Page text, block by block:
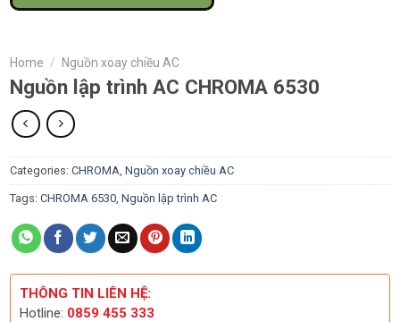
Home / Nguồn xoay chiều AC
Nguồn lập trình AC CHROMA 6530
Categories: CHROMA, Nguồn xoay chiều AC
Tags: CHROMA 6530, Nguồn lập trình AC
THÔNG TIN LIÊN HỆ:
Hotline: 0859 455 333